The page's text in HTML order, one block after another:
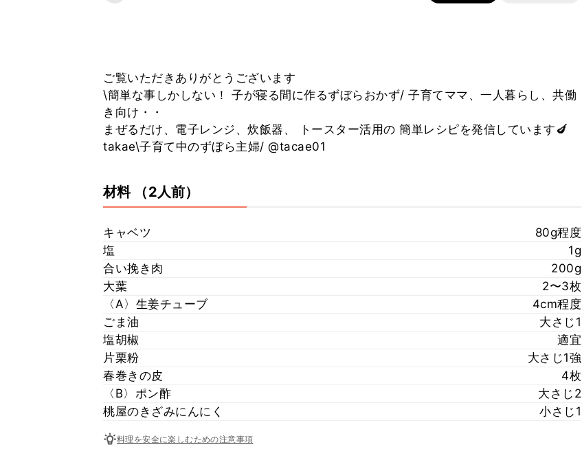
ご覧いただきありがとうございます
\簡単な事しかしない！ 子が寝る間に作るずぼらおかず/ 子育てママ、一人暮らし、共働
き向け・・
まぜるだけ、電子レンジ、炊飯器、 トースター活用の 簡単レシピを発信しています🍆
takae\子育て中のずぼら主婦/ @tacae01
材料 （2人前）
キャベツ
80g程度
塩
1g
合い挽き肉
200g
大葉
2〜3枚
〈A〉生姜チューブ
4cm程度
ごま油
大さじ1
塩胡椒
適宜
片栗粉
大さじ1強
春巻きの皮
4枚
〈B〉ポン酢
大さじ2
桃屋のきざみにんにく
小さじ1
料理を安全に楽しむための注意事項